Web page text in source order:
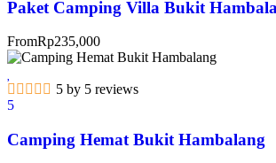
Paket Camping Villa Bukit
FromRp235,000
5 by 5 reviews
5
Camping Hemat Bukit Hambalang